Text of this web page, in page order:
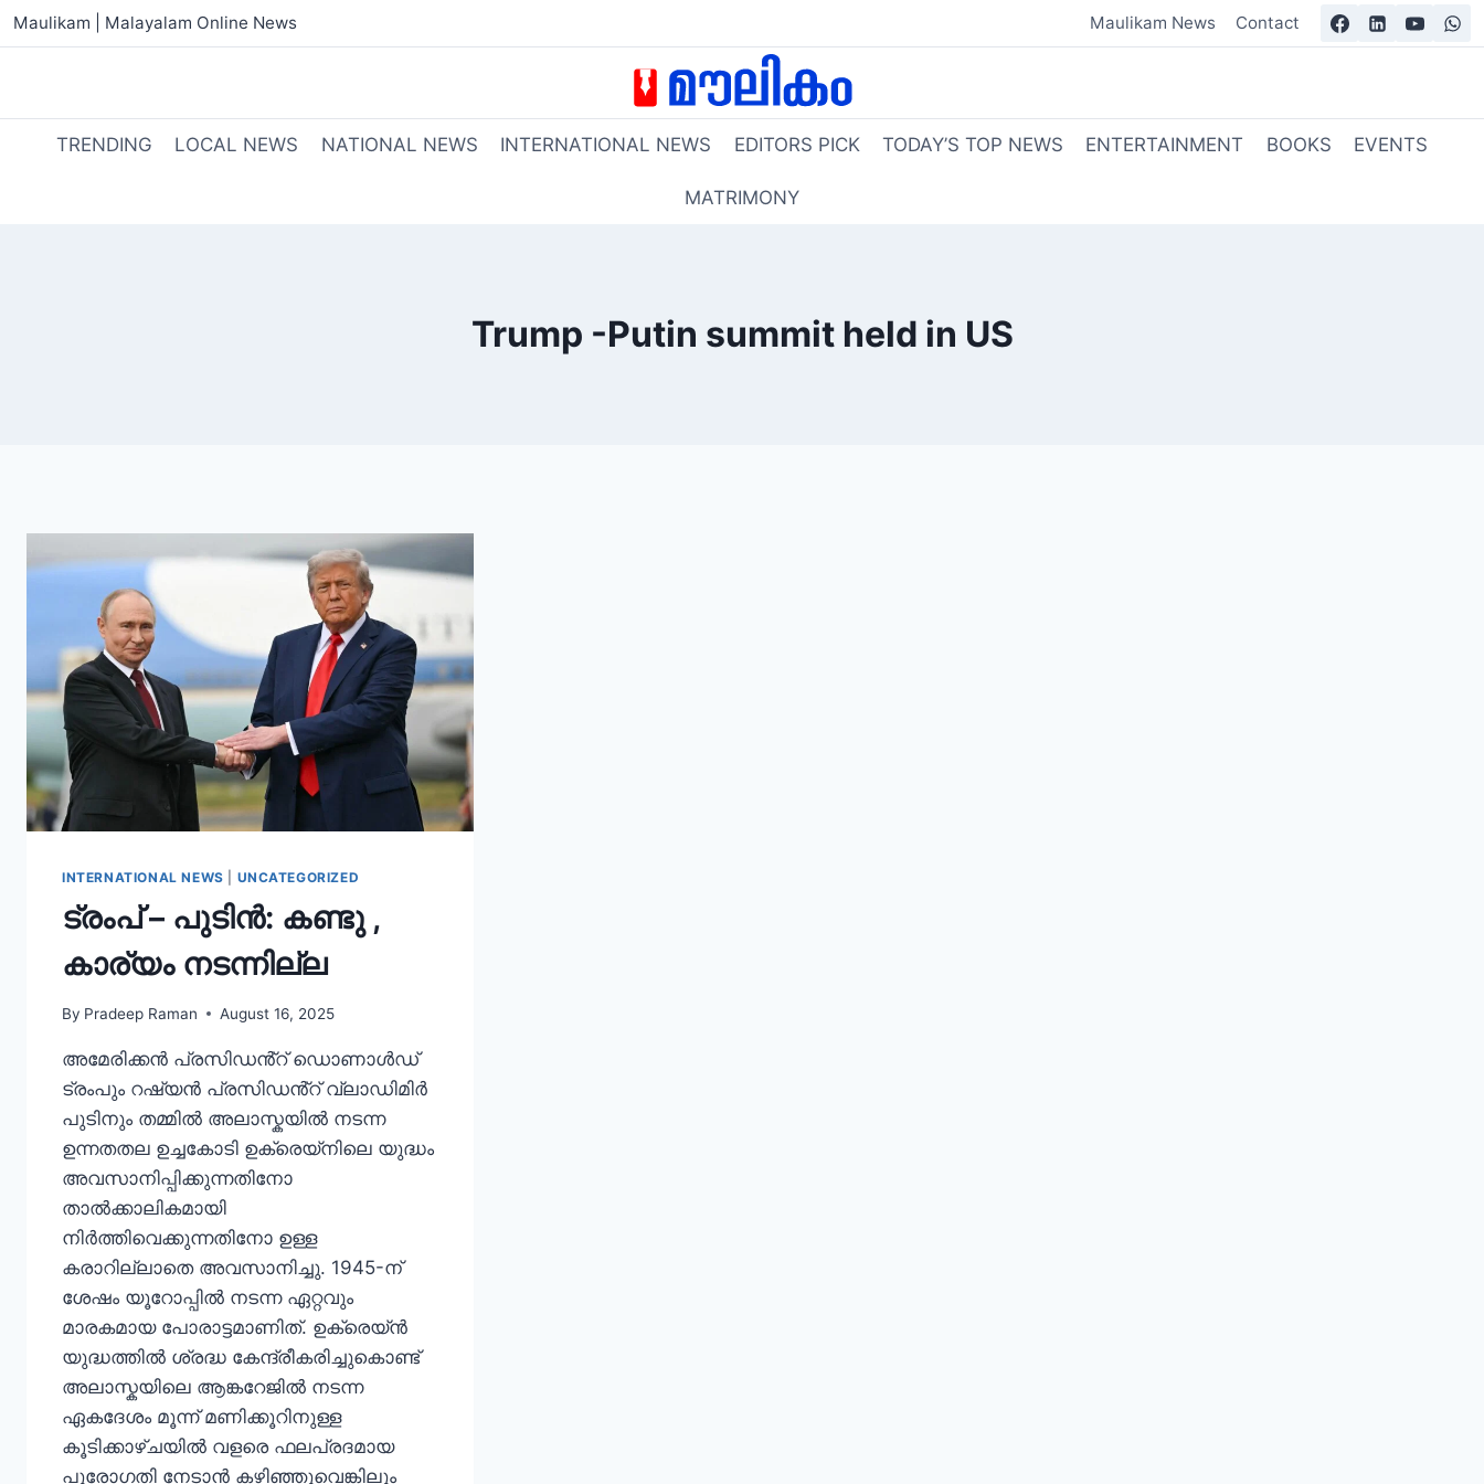
Maulikam | Malayalam Online News Maulikam News Contact
TRENDING LOCAL NEWS NATIONAL NEWS INTERNATIONAL NEWS EDITORS PICK TODAY’S TOP NEWS ENTERTAINMENT BOOKS EVENTS
MATRIMONY
Trump -Putin summit held in US
INTERNATIONAL NEWS UNCATEGORIZED
ട്രംപ് – പുടിൻ: കണ്ടു ,
കാര്യം നടന്നില്ല
By Pradeep Raman August 16, 2025
അമേരിക്കൻ പ്രസിഡൻ്റ് ഡൊണാൾഡ്
ട്രംപും റഷ്യൻ പ്രസിഡൻ്റ് വ്ലാഡിമിർ
പുടിനും തമ്മിൽ അലാസ്കയിൽ നടന്ന
ഉന്നതതല ഉച്ചകോടി ഉക്രെയ്നിലെ യുദ്ധം
അവസാനിപ്പിക്കുന്നതിനോ
താൽക്കാലികമായി
നിർത്തിവെക്കുന്നതിനോ ഉള്ള
കരാറില്ലാതെ അവസാനിച്ചു. 1945-ന്
ശേഷം യൂറോപ്പിൽ നടന്ന ഏറ്റവും
മാരകമായ പോരാട്ടമാണിത്. ഉക്രെയ്ൻ
യുദ്ധത്തിൽ ശ്രദ്ധ കേന്ദ്രീകരിച്ചുകൊണ്ട്
അലാസ്കയിലെ ആങ്കറേജിൽ നടന്ന
ഏകദേശം മൂന്ന് മണിക്കൂറിനുള്ള
കൂടിക്കാഴ്ചയിൽ വളരെ ഫലപ്രദമായ
പുരോഗതി നേടാൻ കഴിഞ്ഞുവെങ്കിലും